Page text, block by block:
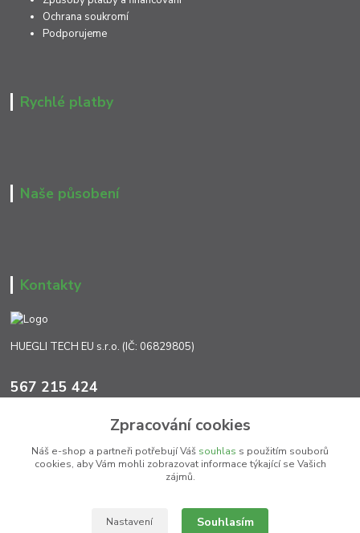
Ochrana soukromí
Podporujeme
Rychlé platby
Naše působení
Kontakty
HUEGLI TECH EU s.r.o. (IČ: 06829805)
567 215 424
Zpracování cookies
Náš e-shop a partneři potřebují Váš souhlas s použitím souborů
cookies, aby Vám mohli zobrazovat informace týkající se Vašich
zájmů.
Nastavení Souhlasím